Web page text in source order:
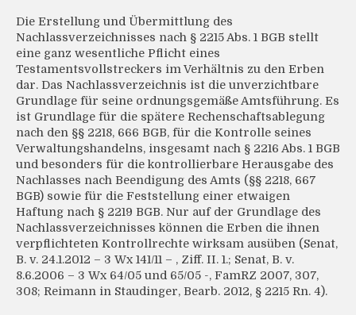
Die Erstellung und Übermittlung des
Nachlassverzeichnisses nach § 2215 Abs. 1 BGB stellt
eine ganz wesentliche Pflicht eines
Testamentsvollstreckers im Verhältnis zu den Erben
dar. Das Nachlassverzeichnis ist die unverzichtbare
Grundlage für seine ordnungsgemäße Amtsführung. Es
ist Grundlage für die spätere Rechenschaftsablegung
nach den §§ 2218, 666 BGB, für die Kontrolle seines
Verwaltungshandelns, insgesamt nach § 2216 Abs. 1 BGB
und besonders für die kontrollierbare Herausgabe des
Nachlasses nach Beendigung des Amts (§§ 2218, 667
BGB) sowie für die Feststellung einer etwaigen
Haftung nach § 2219 BGB. Nur auf der Grundlage des
Nachlassverzeichnisses können die Erben die ihnen
verpflichteten Kontrollrechte wirksam ausüben (Senat,
B. v. 24.1.2012 – 3 Wx 141/11 – , Ziff. II. 1.; Senat, B. v.
8.6.2006 – 3 Wx 64/05 und 65/05 -, FamRZ 2007, 307,
308; Reimann in Staudinger, Bearb. 2012, § 2215 Rn. 4).